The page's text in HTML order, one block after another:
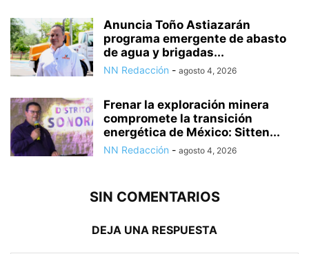
Anuncia Toño Astiazarán
programa emergente de abasto
de agua y brigadas...
NN Redacción - agosto 4, 2026
Frenar la exploración minera
compromete la transición
energética de México: Sitten...
NN Redacción - agosto 4, 2026
SIN COMENTARIOS
DEJA UNA RESPUESTA